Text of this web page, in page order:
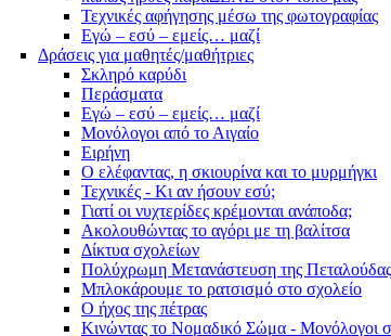
Τεχνικές αφήγησης μέσω της φωτογραφίας
Εγώ – εσύ – εμείς… μαζί
Δράσεις για μαθητές/μαθήτριες
Σκληρό καρύδι
Περάσματα
Εγώ – εσύ – εμείς… μαζί
Μονόλογοι από το Αιγαίο
Ειρήνη
Ο ελέφαντας, η σκιουρίνα και το μυρμήγκι
Τεχνικές - Κι αν ήσουν εσύ;
Γιατί οι νυχτερίδες κρέμονται ανάποδα;
Ακολουθώντας το αγόρι με τη βαλίτσα
Δίκτυα σχολείων
Πολύχρωμη Μετανάστευση της Πεταλούδας
Μπλοκάρουμε το ρατσισμό στο σχολείο
Ο ήχος της πέτρας
Κινώντας το Νομαδικό Σώμα - Μονόλογοι